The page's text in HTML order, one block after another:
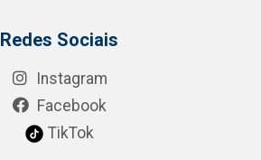
Redes Sociais
Instagram
Facebook
TikTok